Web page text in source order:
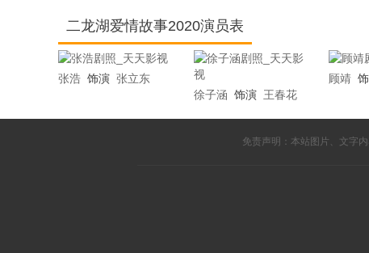
二龙湖爱情故事2020演员表
张浩 饰演 张立东
徐子涵 饰演 王春花
顾靖
免责声明：本站图片、文字